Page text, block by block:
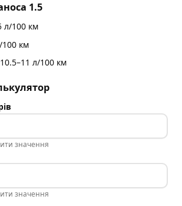
1.5
л/100 км
100 км
л/100 км
значення
значення